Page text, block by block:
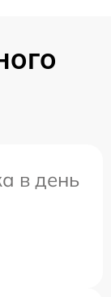
в день